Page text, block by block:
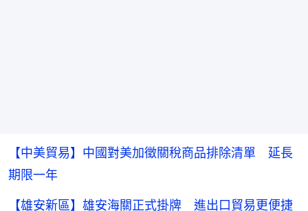
【中美貿易】中國對美加徵關稅商品排除清單 延長
期限一年
【雄安新區】雄安海關正式掛牌 進出口貿易更便捷